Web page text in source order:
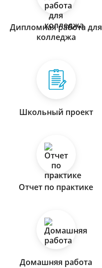
Дипломная работа для
колледжа
Школьный проект
Отчет по практике
Домашняя работа